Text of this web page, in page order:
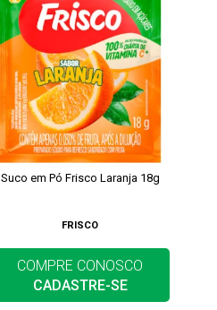
Suco em Pó Frisco Laranja 18g
FRISCO
COMPRE CONOSCO
CADASTRE-SE